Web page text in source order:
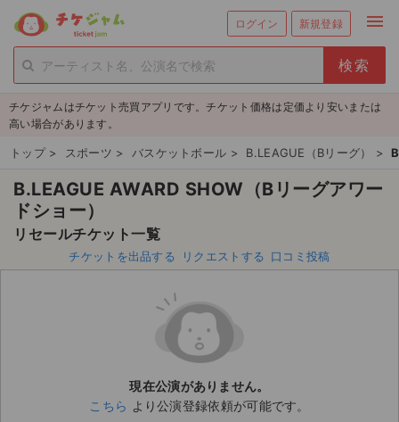
ログイン 新規登録 menu
person_add 新規会員登録
チケットを探す
新着チケット
値下げしたチケット
都道府県からチケットを探す
もうすぐ開催のチケット
チケットのリクエスト一覧
ライブ・コンサート（国内）
チケジャムはチケット売買アプリです。チケット価格は定価より安いまたは
高い場合があります。
トップ > スポーツ > バスケットボール > B.LEAGUE（Bリーグ） >
B.LEAGUE AWARD SHOW（Bリーグアワー
ドショー）
リセールチケット一覧
チケットを出品する リクエストする 口コミ投稿
現在公演がありません。
こちら より公演登録依頼が可能です。